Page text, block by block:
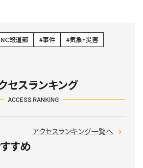
報道部 事件
気象・災害
セスランキング
ACCESS RANKING
アクセスランキング一覧へ
すめ